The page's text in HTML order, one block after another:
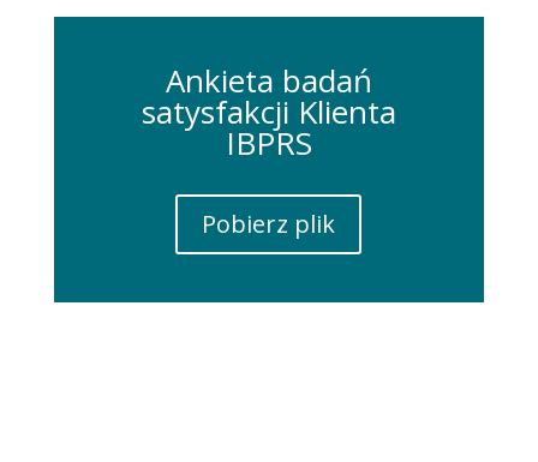
Ankieta badań
satysfakcji Klienta
IBPRS
Pobierz plik